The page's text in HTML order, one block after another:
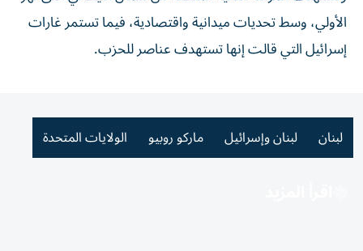
الأولي، وسط تحديات ميدانية واقتصادية، فيما تستمر غارات
إسرائيل التي قالت إنها تستهدف عناصر للحزب.
لبنان لبنان وإسرائيل ماركو روبيو الولايات المتحدة